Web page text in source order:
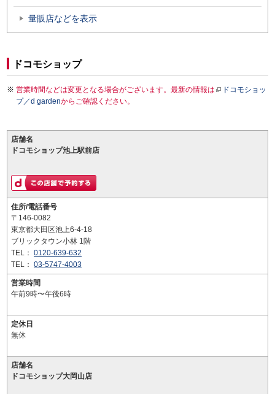
量販店などを表示
ドコモショップ
営業時間などは変更となる場合がございます。最新の情報は
ドコモショッ
プ／d gardenからご確認ください。
店舗名
ドコモショップ池上駅前店
住所/電話番号
〒146-0082
東京都大田区池上6-4-18
ブリックタウン小林 1階
TEL： 0120-639-632
TEL： 03-5747-4003
営業時間
午前9時〜午後6時
定休日
無休
店舗名
ドコモショップ大岡山店